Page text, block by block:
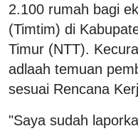
2.100 rumah bagi
(Timtim) di
Timur (NTT).
adlaah temuan
sesuai Rencana
"Saya sudah